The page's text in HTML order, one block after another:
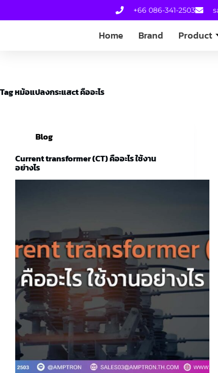
+66 086-341-2503
Home Brand Product
Tagหม้อแปลงกระแสct คืออะไร
Blog
Current transformer (CT) คืออะไร ใช้งาน
อย่างไร